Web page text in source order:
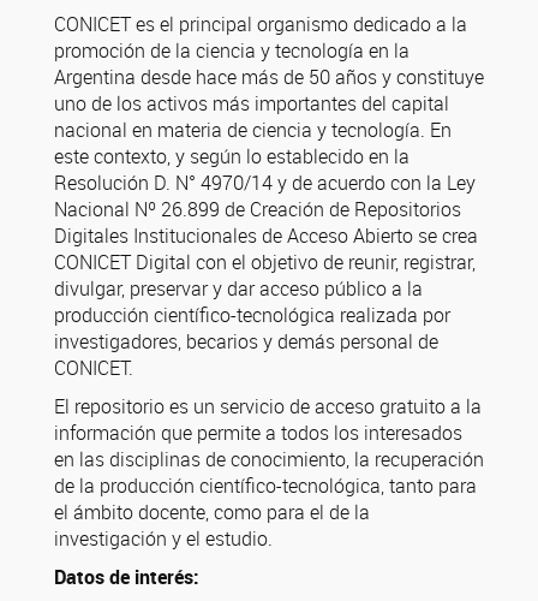
CONICET es el principal organismo dedicado a la
promoción de la ciencia y tecnología en la
Argentina desde hace más de 50 años y constituye
uno de los activos más importantes del capital
nacional en materia de ciencia y tecnología. En
este contexto, y según lo establecido en la
Resolución D. N° 4970/14 y de acuerdo con la Ley
Nacional Nº 26.899 de Creación de Repositorios
Digitales Institucionales de Acceso Abierto se crea
CONICET Digital con el objetivo de reunir, registrar,
divulgar, preservar y dar acceso público a la
producción científico-tecnológica realizada por
investigadores, becarios y demás personal de
CONICET.
El repositorio es un servicio de acceso gratuito a la
información que permite a todos los interesados
en las disciplinas de conocimiento, la recuperación
de la producción científico-tecnológica, tanto para
el ámbito docente, como para el de la
investigación y el estudio.
Datos de interés: